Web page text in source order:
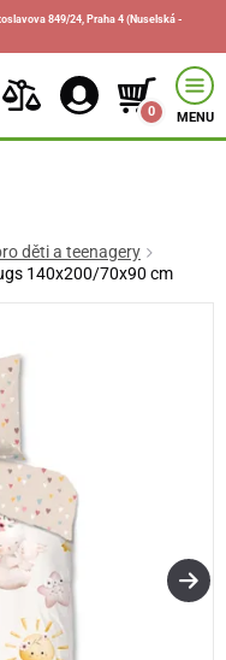
849/24, Praha 4 (Nuselská -
0 MENU
děti a teenagery
140x200/70x90 cm